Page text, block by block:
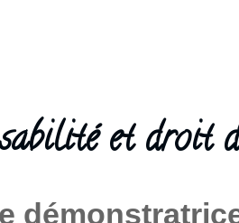
et droit